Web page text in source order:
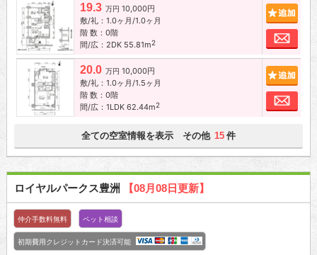
19.3 万円 10,000円
敷/礼：1.0ヶ月/1.0ヶ月
階 数：0階
間/広：2DK 55.81m2
お
20.0 万円 10,000円
敷/礼：1.0ヶ月/1.5ヶ月
階 数：0階
間/広：1LDK 62.44m2
お
全ての空室情報を表示 その他 15 件
ロイヤルパークス豊洲 【08月08日更新】
仲介手数料無料 ペット相談
初期費用クレジットカード決済可能